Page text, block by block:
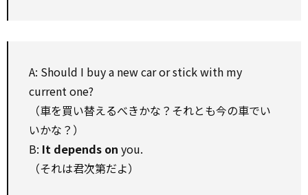
A: Should I buy a new car or stick with my
current one?
（車を買い替えるべきかな？それとも今の車でい
いかな？）
B: It depends on you.
（それは君次第だよ）